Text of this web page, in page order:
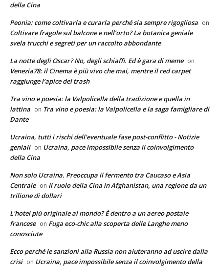
della Cina
Peonia: come coltivarla e curarla perché sia sempre rigogliosa on
Coltivare fragole sul balcone e nell’orto? La botanica geniale
svela trucchi e segreti per un raccolto abbondante
La notte degli Oscar? No, degli schiaffi. Ed è gara di meme on
Venezia78: il Cinema è più vivo che mai, mentre il red carpet
raggiunge l’apice del trash
Tra vino e poesia: la Valpolicella della tradizione e quella in
lattina on Tra vino e poesia: la Valpolicella e la saga famigliare di
Dante
Ucraina, tutti i rischi dell'eventuale fase post-conflitto - Notizie
geniali on Ucraina, pace impossibile senza il coinvolgimento
della Cina
Non solo Ucraina. Preoccupa il fermento tra Caucaso e Asia
Centrale on Il ruolo della Cina in Afghanistan, una regione da un
trilione di dollari
L'hotel più originale al mondo? È dentro a un aereo postale
francese on Fuga eco-chic alla scoperta delle Langhe meno
conosciute
Ecco perché le sanzioni alla Russia non aiuteranno ad uscire dalla
crisi on Ucraina, pace impossibile senza il coinvolgimento della